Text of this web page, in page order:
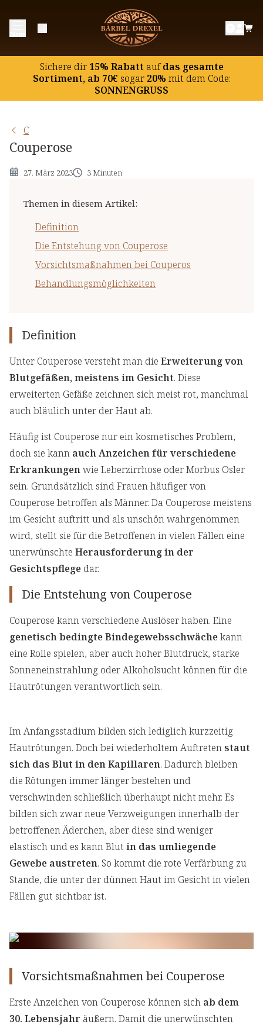
Sichere dir15% Rabatt aufdas gesamte
Sortiment, ab 70€ sogar20% mit dem Code:
SONNENGRUSS
C
Couperose
27. März 2023 3 Minuten
Themen in diesem Artikel:
Definition
Die Entstehung von Couperose
Vorsichtsmaßnahmen bei Couperos
Behandlungsmöglichkeiten
Definition
Die Entstehung von Couperose
Vorsichtsmaßnahmen bei Couperos
Behandlungsmöglichkeiten
Definition
Unter Couperose versteht man die Erweiterung von
Blutgefäßen, meistens im Gesicht. Diese
erweiterten Gefäße zeichnen sich meist rot, manchmal
auch bläulich unter der Haut ab.
Häufig ist Couperose nur ein kosmetisches Problem,
doch sie kann auch Anzeichen für verschiedene
Erkrankungenwie Leberzirrhose oder Morbus Osler
sein. Grundsätzlich sind Frauen häufiger von
Couperose betroffen als Männer. Da Couperose meistens
im Gesicht auftritt und als unschön wahrgenommen
wird, stellt sie für die Betroffenen in vielen Fällen eine
unerwünschte Herausforderung in der
Gesichtspflege dar.
Die Entstehung von Couperose
Couperose kann verschiedene Auslöser haben. Eine
genetisch bedingte Bindegewebsschwächekann
eine Rolle spielen, aber auch hoher Blutdruck, starke
Sonneneinstrahlung oder Alkoholsucht können für die
Hautrötungen verantwortlich sein.
Im Anfangsstadium bilden sich lediglich kurzzeitig
Hautrötungen. Doch bei wiederholtem Auftretenstaut
sich das Blut in den Kapillaren. Dadurch bleiben
die Rötungen immer länger bestehen und
verschwinden schließlich überhaupt nicht mehr. Es
bilden sich zwar neue Verzweigungen innerhalb der
betroffenen Äderchen, aber diese sind weniger
elastisch und es kann Blut in das umliegende
Gewebe austreten. So kommt die rote Verfärbung zu
Stande, die unter der dünnen Haut im Gesicht in vielen
Fällen gut sichtbar ist.
Vorsichtsmaßnahmen bei Couperose
Erste Anzeichen von Couperose können sich ab dem
30. Lebensjahr äußern. Damit die unerwünschten